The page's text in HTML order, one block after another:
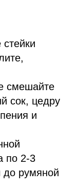
смешайте
сок, цедру
и
по 2-3
до румяной